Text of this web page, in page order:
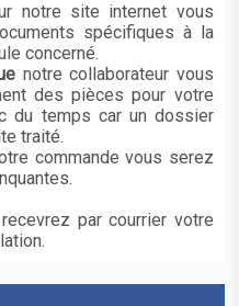
notre site internet vous
spécifiques à la
concerné.
notre collaborateur vous
des pièces pour votre
du temps car un dossier
traité.
commande vous serez
par courrier votre